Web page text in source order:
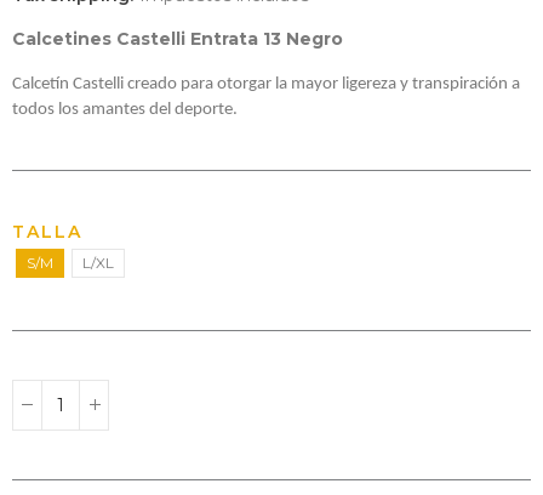
Calcetines Castelli Entrata 13 Negro
Calcetín Castelli creado para otorgar la mayor ligereza y transpiración a
todos los amantes del deporte.
TALLA
S/M L/XL